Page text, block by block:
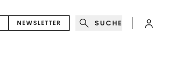
NEWSLETTER SUCHE